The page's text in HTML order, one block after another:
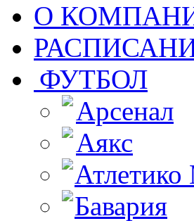
О
ФУТБОЛ
Арсенал
Аякс
Бавария